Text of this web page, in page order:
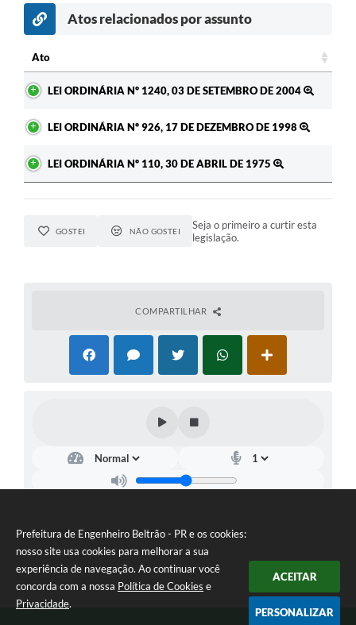
Prefeitura de Engenheiro Beltrão - PR e os cookies:
nosso site usa cookies para melhorar a sua
experiência de navegação. Ao continuar você
concorda com a nossa Política de Cookies e
Privacidade.
ACEITAR
PERSONALIZAR
Atos relacionados por assunto
Ato
LEI ORDINÁRIA Nº 1240, 03 DE SETEMBRO DE 2004
LEI ORDINÁRIA Nº 926, 17 DE DEZEMBRO DE 1998
LEI ORDINÁRIA Nº 110, 30 DE ABRIL DE 1975
GOSTEI NÃO GOSTEI
Seja o primeiro a curtir esta
legislação.
COMPARTILHAR